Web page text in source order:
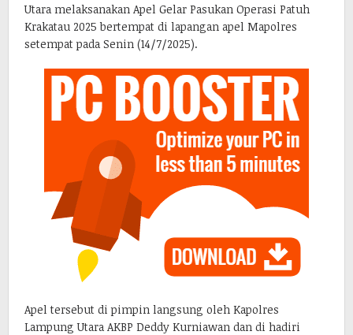
Utara melaksanakan Apel Gelar Pasukan Operasi Patuh
Krakatau 2025 bertempat di lapangan apel Mapolres
setempat pada Senin (14/7/2025).
Apel tersebut di pimpin langsung oleh Kapolres
Lampung Utara AKBP Deddy Kurniawan dan di hadiri